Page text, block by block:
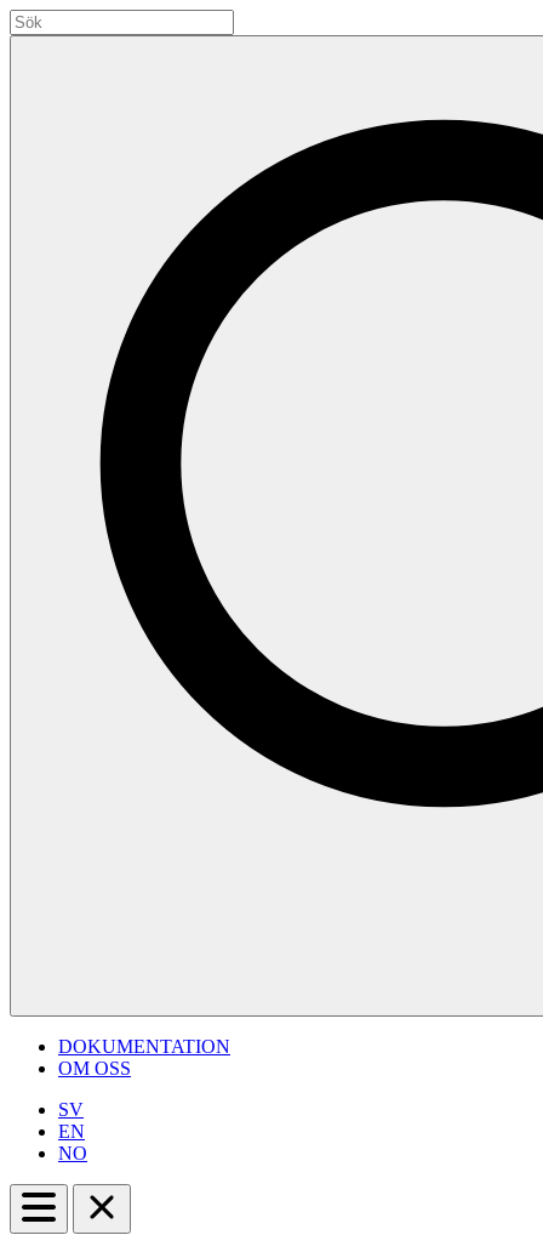
DOKUMENTATION
OM OSS
SV
EN
NO